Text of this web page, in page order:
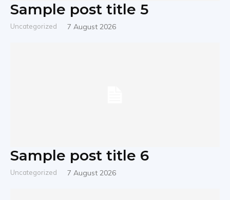
Sample post title 5
Uncategorized 7 August 2026
Sample post title 6
Uncategorized 7 August 2026